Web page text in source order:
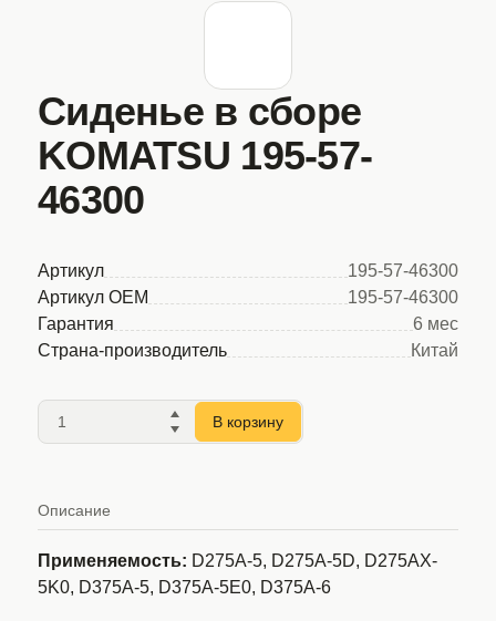
Сиденье в сборе
KOMATSU 195-57-
46300
Артикул
195-57-46300
Артикул OEM
195-57-46300
Гарантия
6 мес
Страна-производитель
Китай
В корзину
Описание
Применяемость: D275A-5, D275A-5D, D275AX-
5K0, D375A-5, D375A-5E0, D375A-6